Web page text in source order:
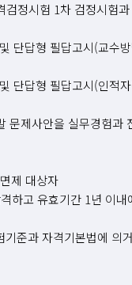
검정시험 1차 검정시험
단답형 필답고시(교수
단답형 필답고시(인적
문제사안을 실무경험과
제 대상자
하고 유효기간 1년 이
기준과 자격기본법에 의